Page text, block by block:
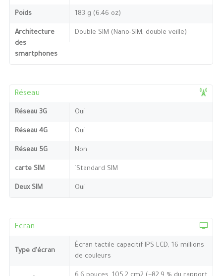
Poids 183 g (6.46 oz)
Architecture
des
smartphones
Double SIM (Nano-SIM, double veille)
Réseau
Réseau 3G Oui
Réseau 4G Oui
Réseau 5G Non
carte SIM `Standard SIM
Deux SIM Oui
Ecran
Type d'écran
Écran tactile capacitif IPS LCD, 16 millions
de couleurs